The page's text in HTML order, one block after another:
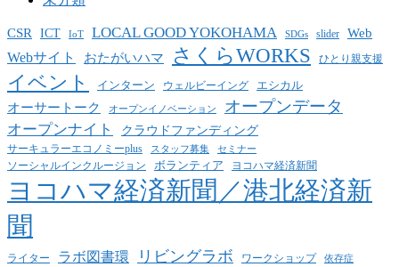
CSR ICT IoT LOCAL GOOD YOKOHAMA SDGs slider Web
Webサイト おたがいハマ さくらWORKS ひとり親支援
イベント インターン ウェルビーイング エシカル
オーサートーク オープンイノベーション オープンデータ
オープンナイト クラウドファンディング
サーキュラーエコノミーplus スタッフ募集 セミナー
ソーシャルインクルージョン ボランティア ヨコハマ経済新聞
ヨコハマ経済新聞／港北経済新
聞
ライター ラボ図書環 リビングラボ ワークショップ 依存症